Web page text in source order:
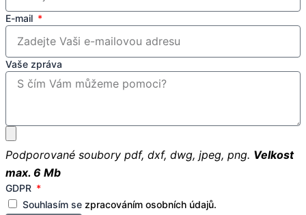
E-mail
Vaše zpráva
Podporované soubory pdf, dxf, dwg, jpeg, png. Velkost
max. 6 Mb
GDPR
Souhlasím se zpracováním osobních údajů.